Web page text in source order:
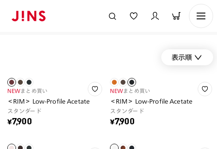
表示順
NEWまとめ買い
＜RIM＞ Low-Profile Acetate
スタンダード
¥7,900
NEWまとめ買い
＜RIM＞ Low-Profile Acetate
スタンダード
¥7,900